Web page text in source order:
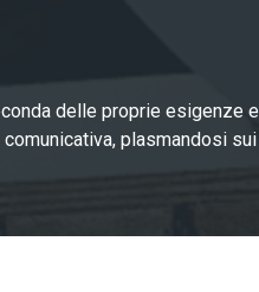
delle proprie esigenze
plasmandosi